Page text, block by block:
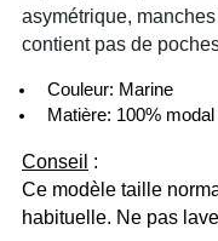
asymétrique,
contient pas de
Couleur: Marine
Matière: 100%
Conseil :
Ce modèle taille
habituelle. Ne pas